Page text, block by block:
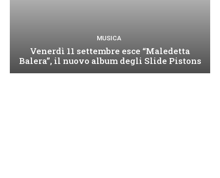
MUSICA
Venerdì 11 settembre esce “Maledetta
Balera”, il nuovo album degli Slide Pistons